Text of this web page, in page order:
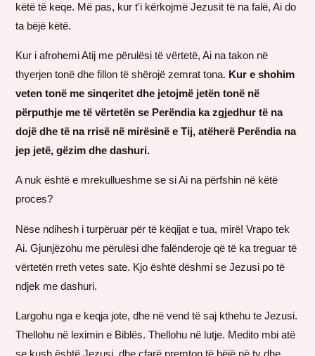
këtë të keqe. Më pas, kur t'i kërkojmë Jezusit të na falë, Ai do
ta bëjë këtë.
Kur i afrohemi Atij me përulësi të vërtetë, Ai na takon në
thyerjen tonë dhe fillon të shërojë zemrat tona. Kur e shohim
veten tonë me sinqeritet dhe jetojmë jetën tonë në
përputhje me të vërtetën se Perëndia ka zgjedhur të na
dojë dhe të na rrisë në mirësinë e Tij, atëherë Perëndia na
jep jetë, gëzim dhe dashuri.
A nuk është e mrekullueshme se si Ai na përfshin në këtë
proces?
Nëse ndihesh i turpëruar për të këqijat e tua, mirë! Vrapo tek
Ai. Gjunjëzohu me përulësi dhe falënderoje që të ka treguar të
vërtetën rreth vetes sate. Kjo është dëshmi se Jezusi po të
ndjek me dashuri.
Largohu nga e keqja jote, dhe në vend të saj kthehu te Jezusi.
Thellohu në leximin e Biblës. Thellohu në lutje. Medito mbi atë
se kush është Jezusi, dhe çfarë premton të bëjë në ty dhe